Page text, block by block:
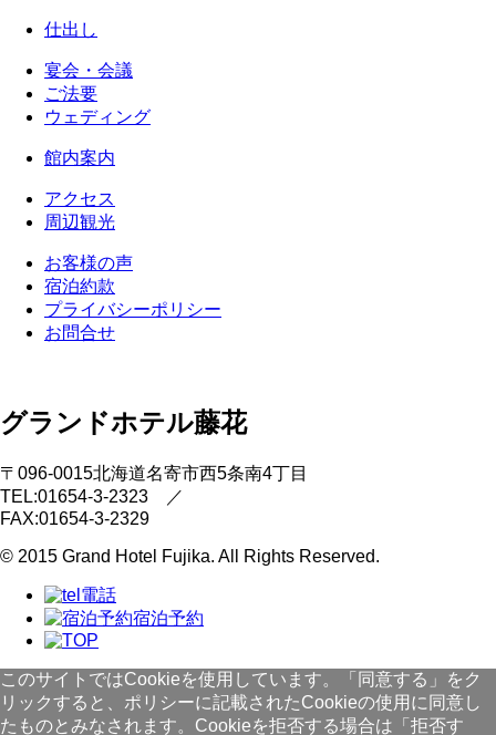
仕出し
宴会・会議
ご法要
ウェディング
館内案内
アクセス
周辺観光
お客様の声
宿泊約款
プライバシーポリシー
お問合せ
グランドホテル藤花
〒096-0015北海道名寄市西5条南4丁目
TEL:01654-3-2323 ／
FAX:01654-3-2329
© 2015 Grand Hotel Fujika. All Rights Reserved.
電話
宿泊予約
このサイトではCookieを使用しています。「同意する」をク
リックすると、ポリシーに記載されたCookieの使用に同意し
たものとみなされます。Cookieを拒否する場合は「拒否す